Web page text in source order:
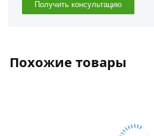
Получить консультацию
Похожие товары